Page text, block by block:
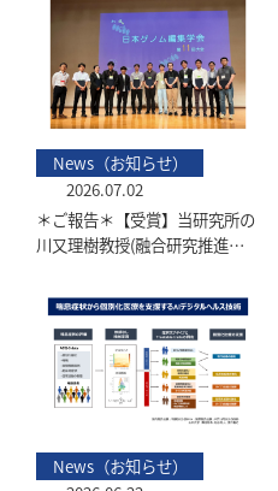
News（お知らせ）
2026.07.02
＊ご報告＊【受賞】当研究所の
川又理樹教授(融合研究推進室
ム編集学会第11回大会」にて最
優秀ポスター賞を受賞しました
News（お知らせ）